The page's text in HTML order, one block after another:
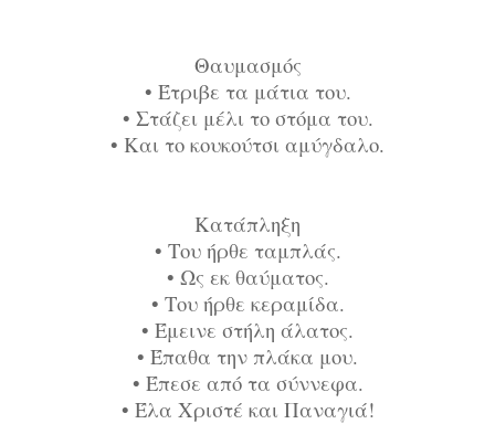
Θαυμασμός
• Έτριβε τα μάτια του.
• Στάζει μέλι το στόμα του.
• Και το κουκούτσι αμύγδαλο.
Κατάπληξη
• Του ήρθε ταμπλάς.
• Ως εκ θαύματος.
• Του ήρθε κεραμίδα.
• Έμεινε στήλη άλατος.
• Έπαθα την πλάκα μου.
• Έπεσε από τα σύννεφα.
• Έλα Χριστέ και Παναγιά!